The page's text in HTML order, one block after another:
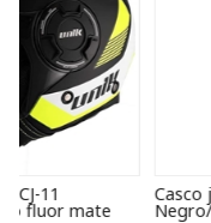
Casco jet Unik CJ-11
Negro/rosa mate